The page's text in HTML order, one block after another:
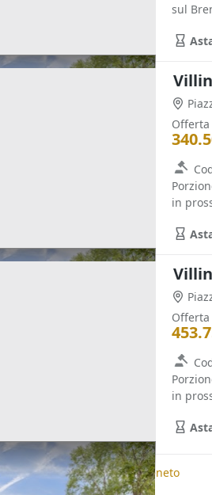
sul
in
in
Villini, Padova Villini, Veneto